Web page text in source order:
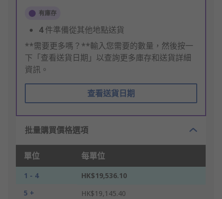
有庫存
4件準備從其他地點送貨
**需要更多嗎？**輸入您需要的數量，然後按一
下「查看送貨日期」以查詢更多庫存和送貨詳細
資訊。
查看送貨日期
批量購買價格選項
單位 每單位
1 - 4
HK$19,536.10
5 +
HK$19,145.40